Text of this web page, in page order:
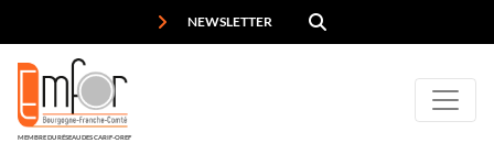
NEWSLETTER
MEMBRE DU RÉSEAU DES CARIF-OREF
Panneau de gestion des cookies